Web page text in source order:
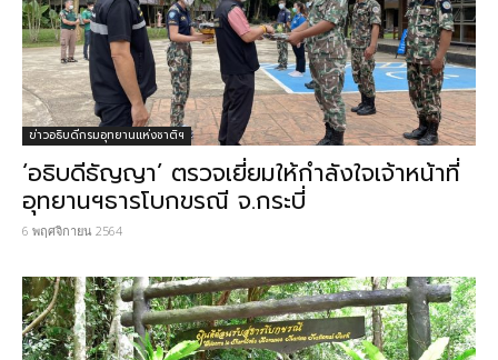
ข่าวอธิบดีกรมอุทยานแห่งชาติฯ
‘อธิบดีธัญญา’ ตรวจเยี่ยมให้กำลังใจเจ้าหน้าที่
อุทยานฯธารโบกขรณี จ.กระบี่
6 พฤศจิกายน 2564